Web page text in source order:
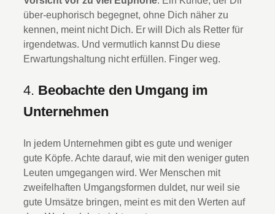
über-euphorisch begegnet, ohne Dich näher zu
kennen, meint nicht Dich. Er will Dich als Retter für
irgendetwas. Und vermutlich kannst Du diese
Erwartungshaltung nicht erfüllen. Finger weg.
4. Beobachte den Umgang im
Unternehmen
In jedem Unternehmen gibt es gute und weniger
gute Köpfe. Achte darauf, wie mit den weniger guten
Leuten umgegangen wird. Wer Menschen mit
zweifelhaften Umgangsformen duldet, nur weil sie
gute Umsätze bringen, meint es mit den Werten auf